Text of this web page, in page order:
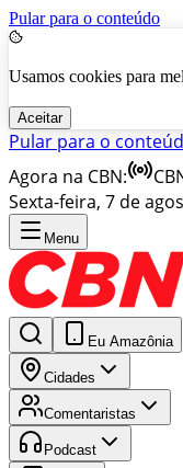
Pular para o conteúdo
Usamos cookies para
Aceitar
Pular para o
Agora na CBN:
Sexta-feira, 7 de
Menu
Eu Amazônia
Cidades
Comentaristas
Podcast